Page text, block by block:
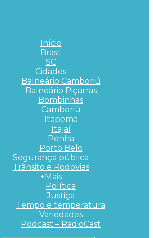
Início
Brasil
SC
Cidades
Balneário Camboriú
Balneário Piçarras
Bombinhas
Camboriú
Itapema
Itajaí
Penha
Porto Belo
Segurança pública
Trânsito e Rodovias
+Mais
Política
Justiça
Tempo e temperatura
Variedades
Podcast – RadioCast